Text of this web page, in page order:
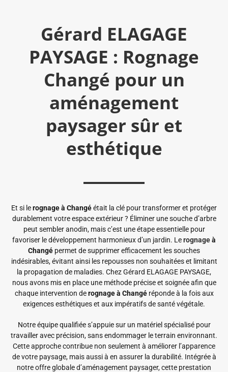
Gérard ELAGAGE
PAYSAGE : Rognage
Changé pour un
aménagement
paysager sûr et
esthétique
Et si lerognage à Changéétait la clé pour transformer et protéger
durablement votre espace extérieur ? Éliminer une souche d’arbre
peut sembler anodin, mais c’est une étape essentielle pour
favoriser le développement harmonieux d’un jardin. Lerognageà
Changé permet de supprimer efficacement les souches
indésirables, évitant ainsi les repousses non souhaitées et limitant
la propagation de maladies. Chez Gérard ELAGAGE PAYSAGE,
nous avons mis en place une méthode précise et soignée afin que
chaque intervention derognage à Changéréponde à la fois aux
exigences esthétiques et aux impératifs de santé végétale.
Notre équipe qualifiée s’appuie sur un matériel spécialisé pour
travailler avec précision, sans endommager le terrain environnant.
Cette approche contribue non seulement à améliorer l’apparence
de votre paysage, mais aussi à en assurer la durabilité. Intégrée à
notre offre globale d’aménagement paysager, cette prestation